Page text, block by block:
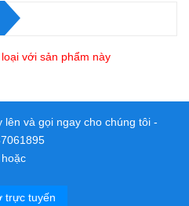
với sản phẩm này
lên và gọi ngay cho chúng tôi -
hoặc
trực tuyến